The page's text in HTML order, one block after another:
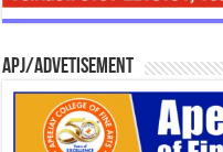
APJ/Advetisement